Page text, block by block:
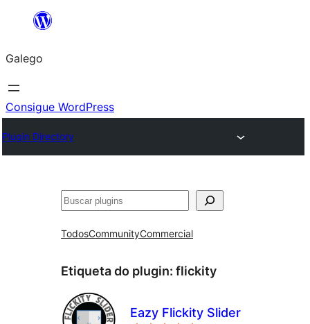
Saltar
contido
Galego
Consigue WordPress
Plugin Directory
Buscar
TodosCommunityCommercial
Etiqueta do plugin: flickity
Eazy Flickity Slider